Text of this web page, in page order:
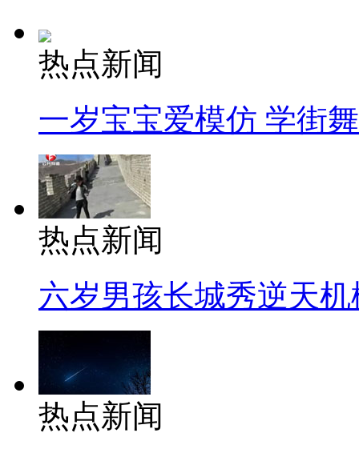
热点新闻
一岁宝宝爱模仿 学街
热点新闻
六岁男孩长城秀逆天机
热点新闻